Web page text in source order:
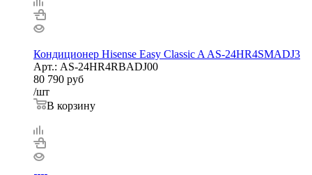
Кондиционер Hisense Easy Classic A AS-24HR4SMADJ3
Арт.: AS-24HR4RBADJ00
80 790 руб
/шт
В корзину